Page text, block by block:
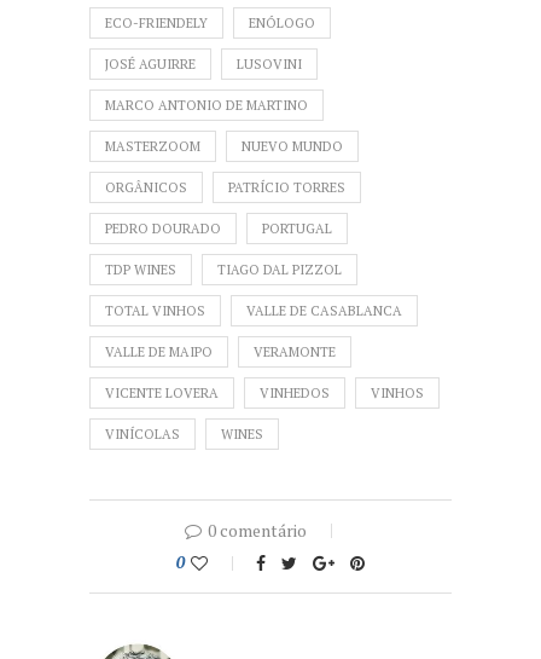
ECO-FRIENDELY ENÓLOGO
JOSÉ AGUIRRE LUSOVINI
MARCO ANTONIO DE MARTINO
MASTERZOOM NUEVO MUNDO
ORGÂNICOS PATRÍCIO TORRES
PEDRO DOURADO PORTUGAL
TDP WINES TIAGO DAL PIZZOL
TOTAL VINHOS VALLE DE CASABLANCA
VALLE DE MAIPO VERAMONTE
VICENTE LOVERA VINHEDOS VINHOS
VINÍCOLAS WINES
0 comentário
0